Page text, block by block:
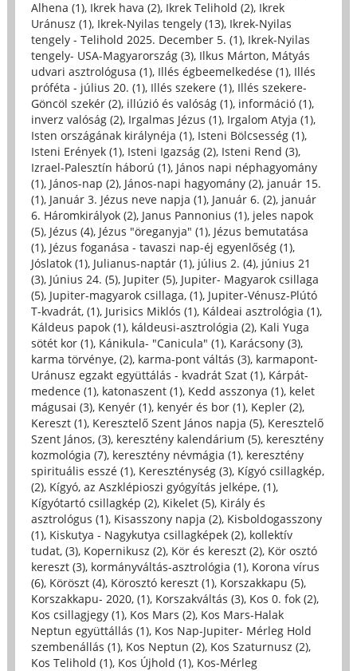
Alhena (1), Ikrek hava (2), Ikrek Telihold (2), Ikrek
Uránusz (1), Ikrek-Nyilas tengely (13), Ikrek-Nyilas
tengely - Telihold 2025. December 5. (1), Ikrek-Nyilas
tengely- USA-Magyarország (3), Ilkus Márton, Mátyás
udvari asztrológusa (1), Illés égbeemelkedése (1), Illés
próféta - július 20. (1), Illés szekere (1), Illés szekere-
Göncöl szekér (2), illúzió és valóság (1), információ (1),
inverz valóság (2), Irgalmas Jézus (1), Irgalom Atyja (1),
Isten országának királynéja (1), Isteni Bölcsesség (1),
Isteni Erények (1), Isteni Igazság (2), Isteni Rend (3),
Izrael-Palesztín háború (1), János napi néphagyomány
(1), János-nap (2), János-napi hagyomány (2), január 15.
(1), Január 3. Jézus neve napja (1), Január 6. (2), január
6. Háromkirályok (2), Janus Pannonius (1), jeles napok
(5), Jézus (4), Jézus "öreganyja" (1), Jézus bemutatása
(1), Jézus foganása - tavaszi nap-éj egyenlőség (1),
Jóslatok (1), Julianus-naptár (1), július 2. (4), június 21
(3), Június 24. (5), Jupiter (5), Jupiter- Magyarok csillaga
(5), Jupiter-magyarok csillaga, (1), Jupiter-Vénusz-Plútó
T-kvadrát, (1), Jurisics Miklós (1), Káldeai asztrológia (1),
Káldeus papok (1), káldeusi-asztrológia (2), Kali Yuga
sötét kor (1), Kánikula- "Canicula" (1), Karácsony (3),
karma törvénye, (2), karma-pont váltás (3), karmapont-
Uránusz egzakt együttálás - kvadrát Szat (1), Kárpát-
medence (1), katonaszent (1), Kedd asszonya (1), kelet
mágusai (3), Kenyér (1), kenyér és bor (1), Kepler (2),
Kereszt (1), Keresztelő Szent János napja (5), Keresztelő
Szent János, (3), keresztény kalendárium (5), keresztény
kozmológia (7), keresztény névmágia (1), keresztény
spirituális esszé (1), Kereszténység (3), Kígyó csillagkép,
(2), Kígyó, az Aszklépioszi gyógyítás jelképe, (1),
Kígyótartó csillagkép (2), Kikelet (5), Király és
asztrológus (1), Kisasszony napja (2), Kisboldogasszony
(1), Kiskutya - Nagykutya csillagképek (2), kollektív
tudat, (3), Kopernikusz (2), Kör és kereszt (2), Kör osztó
kereszt (3), kormányváltás-asztrológia (1), Korona vírus
(6), Köröszt (4), Körosztó kereszt (1), Korszakkapu (5),
Korszakkapu- 2020, (1), Korszakváltás (3), Kos 0. fok (2),
Kos csillagjegy (1), Kos Mars (2), Kos Mars-Halak
Neptun együttállás (1), Kos Nap-Jupiter- Mérleg Hold
szembenállás (1), Kos Neptun (2), Kos Szaturnusz (2),
Kos Telihold (1), Kos Újhold (1), Kos-Mérleg